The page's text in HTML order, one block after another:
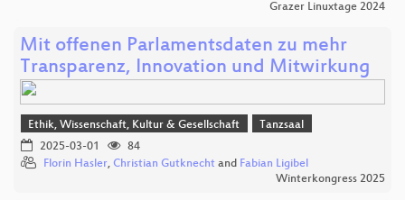
Grazer Linuxtage 2024
Mit offenen Parlamentsdaten zu mehr
Transparenz, Innovation und Mitwirkung
Ethik, Wissenschaft, Kultur & Gesellschaft
Tanzsaal
2025-03-01
84
Florin Hasler, Christian Gutknecht and Fabian Ligibel
Winterkongress 2025